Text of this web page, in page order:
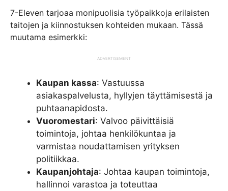
7-Eleven tarjoaa monipuolisia työpaikkoja erilaisten
taitojen ja kiinnostuksen kohteiden mukaan. Tässä
muutama esimerkki:
ADVERTISEMENT
Kaupan kassa: Vastuussa
asiakaspalvelusta, hyllyjen täyttämisestä ja
puhtaanapidosta.
Vuoromestari: Valvoo päivittäisiä
toimintoja, johtaa henkilökuntaa ja
varmistaa noudattamisen yrityksen
politiikkaa.
Kaupanjohtaja: Johtaa kaupan toimintoja,
hallinnoi varastoa ja toteuttaa